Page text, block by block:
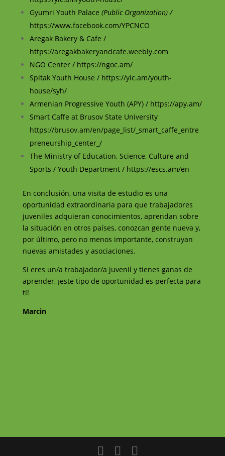
Gyumri Youth Palace (Public Organization) /
https://www.facebook.com/YPCNCO
Aregak Bakery & Cafe /
https://aregakbakeryandcafe.weebly.com
NGO Center / https://ngoc.am/
Spitak Youth House / https://yic.am/youth-
house/syh/
Armenian Progressive Youth (APY) / https://apy.am/
Smart Caffe at Brusov State University
https://brusov.am/en/page_list/_smart_caffe_entre
preneurship_center_/
The Ministry of Education, Science, Culture and
Sports / Youth Department / https://escs.am/en
En conclusión, una visita de estudio es una
oportunidad extraordinaria para que trabajadores
juveniles adquieran conocimientos, aprendan sobre
la situación en otros países, conozcan gente nueva y,
por último, pero no menos importante, construyan
nuevas amistades y asociaciones.
Si eres un/a trabajador/a juvenil y tienes ganas de
aprender, ¡este tipo de oportunidad es perfecta para
tí!
Marcin